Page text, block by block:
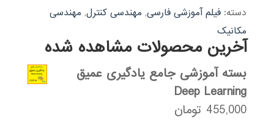
دسته: فیلم آموزشی فارسی, مهندسی کنترل, مهندسی
مکانیک
آخرین محصولات مشاهده شده
بسته آموزشی جامع یادگیری عمیق
Deep Learning
455,000 تومان